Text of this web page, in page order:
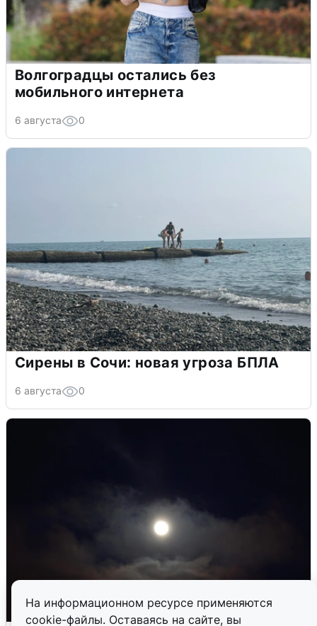
На информационном ресурсе применяются
cookie-файлы. Оставаясь на сайте, вы
Волгоградцы остались без
мобильного интернета
6 августа 0
Сирены в Сочи: новая угроза БПЛА
6 августа 0